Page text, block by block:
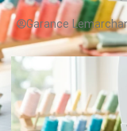
Garance